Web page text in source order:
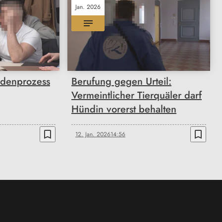
bookmark_border
Jan. 2026
Berufung gegen Urteil:
Vermeintlicher Tierquäler darf
Hündin vorerst behalten
12. Jan. 202614:56 bookmark_border